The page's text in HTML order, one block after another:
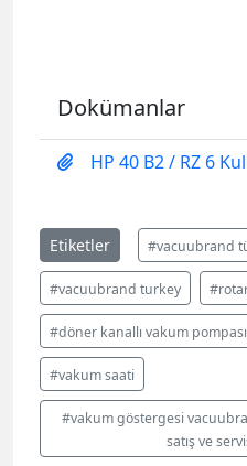
Dokümanlar
HP 40 B2 / RZ 6
Etiketler #vacuubrand
#vacuubrand turkey
#döner kanallı vakum pompası
#vakum saati
#vakum göstergesi
satış ve